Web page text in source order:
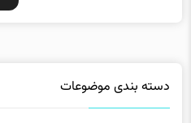
دسته بندی موضوعات